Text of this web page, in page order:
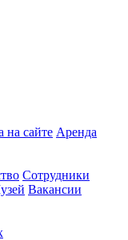
на сайте Аренда
Сотрудники
Вакансии